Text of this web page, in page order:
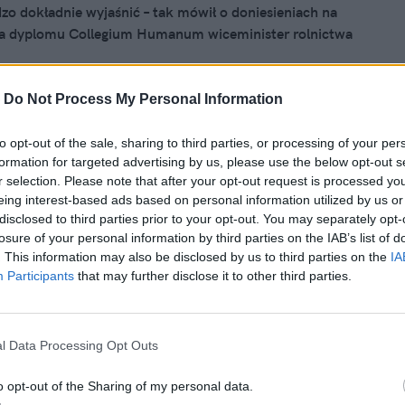
Do Not Process My Personal Information
opt-out of the sale, sharing to third parties, or processing of your
for targeted advertising by us, please use the below opt-out
selection. Please note that after your opt-out request is processed
interest-based ads based on personal information utilized by us
to third parties prior to your opt-out. You may separately
of your personal information by third parties on the IAB’s list of
This information may also be disclosed by us to third parties on the
Participants that may further disclose it to other third parties.
Data Processing Opt Outs
opt-out of the Sharing of my personal data.
dokładnie wyjaśnić – tak mówił o doniesieniach na
dyplomu Collegium Humanum wiceminister rolnictwa
2025, 19:57
Collegium Humanum. Michał
pod ostrzałem ws. dyplomu
rolnictwa Michał Kołodziejczak miał zapłacić za dyplom
Humanum – pisze portal Goniec. Powołuje się na
prokuratury. Polityk tym ustaleniom zaprzecza. W drodze
wniosek o uchylenie Kołodziejczakowi poselskiego